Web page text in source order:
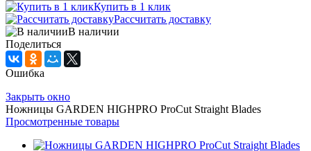
Купить в 1 клик
Рассчитать доставку
В наличии
Поделиться
Ошибка
Закрыть окно
Ножницы GARDEN HIGHPRO ProCut Straight Blades
Просмотренные товары